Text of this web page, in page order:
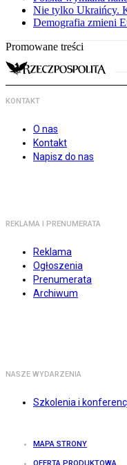
Nie tylko Ukraińcy.
Demografia zmieni
Promowane treści
KONTAKT
O nas
Kontakt
Napisz do nas
REKLAMA I PRENUMERATA
Reklama
Ogłoszenia
Prenumerata
Archiwum
NASZE WYDARZENIA
Szkolenia i
MAPA STRONY